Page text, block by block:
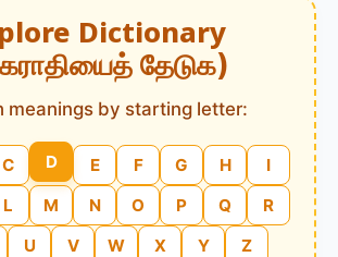
Dictionary
தேடுக)
meanings by starting letter:
C D E F G H
I
L M N O P Q
R
U V W X Y Z